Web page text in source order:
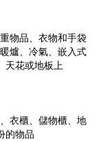
物品、衣物和手袋
爐、冷氣、嵌入式
天花或地板上
衣櫃、儲物櫃、地
的物品